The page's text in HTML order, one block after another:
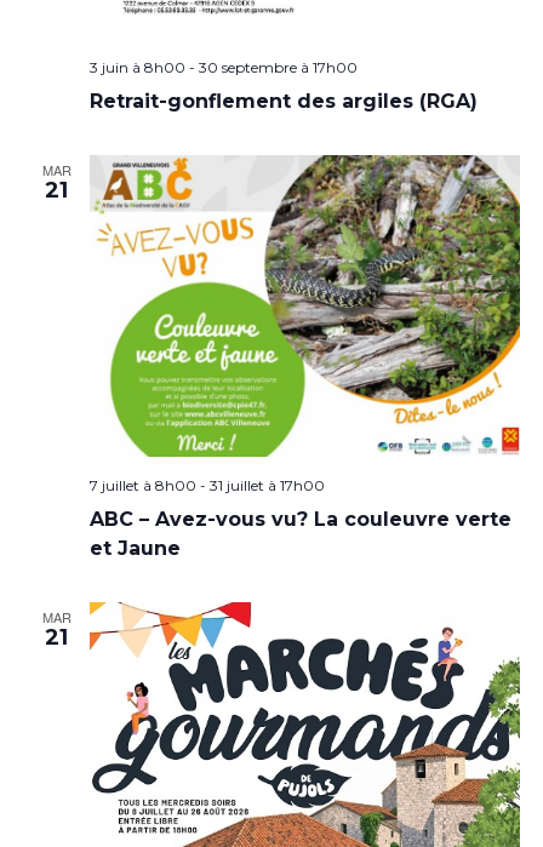
3 juin à 8h00 - 30 septembre à 17h00
Retrait-gonflement des argiles (RGA)
MAR
21
7 juillet à 8h00 - 31 juillet à 17h00
ABC – Avez-vous vu? La couleuvre verte
et Jaune
MAR
21